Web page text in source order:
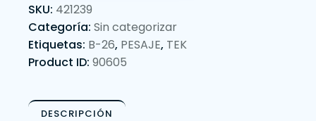
SKU: 421239
Categoría: Sin categorizar
Etiquetas: B-26, PESAJE, TEK
Product ID: 90605
DESCRIPCIÓN